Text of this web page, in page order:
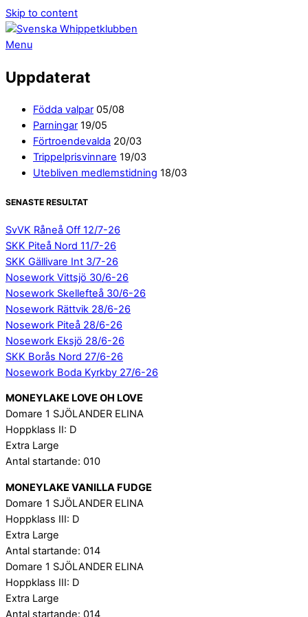
Skip to content
Menu
Uppdaterat
Födda valpar 05/08
Parningar 19/05
Förtroendevalda 20/03
Trippelprisvinnare 19/03
Utebliven medlemstidning 18/03
SENASTE RESULTAT
SvVK Råneå Off 12/7-26
SKK Piteå Nord 11/7-26
SKK Gällivare Int 3/7-26
Nosework Vittsjö 30/6-26
Nosework Skellefteå 30/6-26
Nosework Rättvik 28/6-26
Nosework Piteå 28/6-26
Nosework Eksjö 28/6-26
SKK Borås Nord 27/6-26
Nosework Boda Kyrkby 27/6-26
MONEYLAKE LOVE OH LOVE
Domare 1 SJÖLANDER ELINA
Hoppklass II: D
Extra Large
Antal startande: 010
MONEYLAKE VANILLA FUDGE
Domare 1 SJÖLANDER ELINA
Hoppklass III: D
Extra Large
Antal startande: 014
Domare 1 SJÖLANDER ELINA
Hoppklass III: D
Extra Large
Antal startande: 014